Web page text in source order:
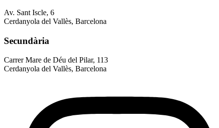
Av. Sant Iscle, 6
Cerdanyola del Vallès, Barcelona
Secundària
Carrer Mare de Déu del Pilar, 113
Cerdanyola del Vallès, Barcelona